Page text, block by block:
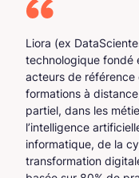
Liora (ex
technologique fondé
acteurs de référence
formations à
partiel, dans les
l’intelligence
informatique, de la
transformation